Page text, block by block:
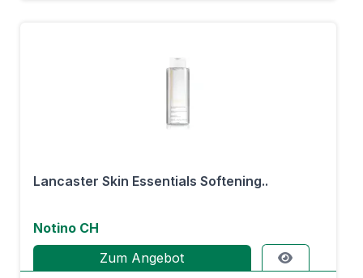
Lancaster Skin Essentials Softening..
Notino CH
Zum Angebot